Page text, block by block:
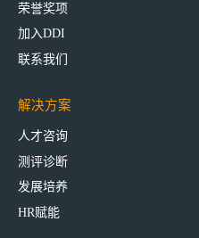
荣誉奖项
加入DDI
联系我们
解决方案
人才咨询
测评诊断
发展培养
HR赋能